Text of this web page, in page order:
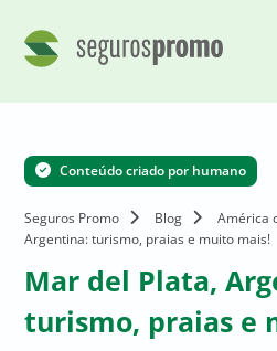
Conteúdo criado por humano
Seguros Promo Blog América
Argentina: turismo, praias e muito mais!
Mar del Plata,
turismo, praias e